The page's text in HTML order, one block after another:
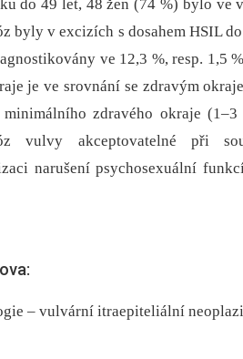
do 49 let, 48 žen (74 %) bylo ve
byly v excizích s dosahem HSIL
ve 12,3 %, resp. 1,5
je ve srovnání se zdravým
minimálního zdravého okraje
vulvy akceptovatelné při
narušení psychosexuální
– vulvární itraepiteliální